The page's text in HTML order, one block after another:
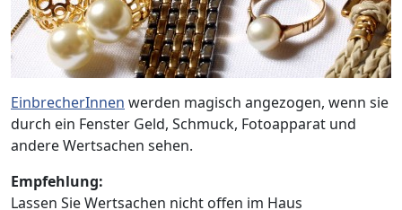
EinbrecherInnen werden magisch angezogen, wenn sie
durch ein Fenster Geld, Schmuck, Fotoapparat und
andere Wertsachen sehen.
Empfehlung:
Lassen Sie Wertsachen nicht offen im Haus